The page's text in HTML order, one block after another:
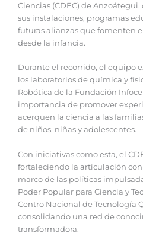
Ciencias (CDEC) de
sus instalaciones, programas
futuras alianzas que fomenten
desde la infancia.
‎Durante el recorrido, el equipo
los laboratorios de química y
Robótica de la Fundación
importancia de promover
acerquen la ciencia a las
de niños, niñas y adolescentes.
‎Con iniciativas como esta, el
fortaleciendo la articulación
marco de las políticas
Poder Popular para Ciencia y
Centro Nacional de Tecnología
consolidando una red de
transformadora.